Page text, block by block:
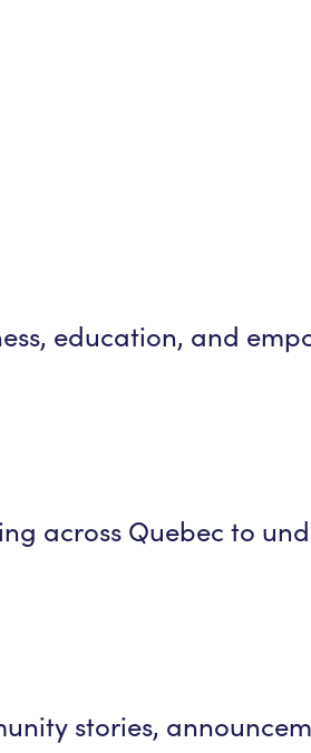
education, and
across Quebec to
stories,